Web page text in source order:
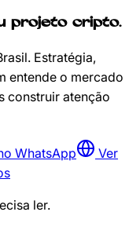
projeto cripto.
Estratégia,
entende o mercado
construir atenção
WhatsApp
Ver
ler.